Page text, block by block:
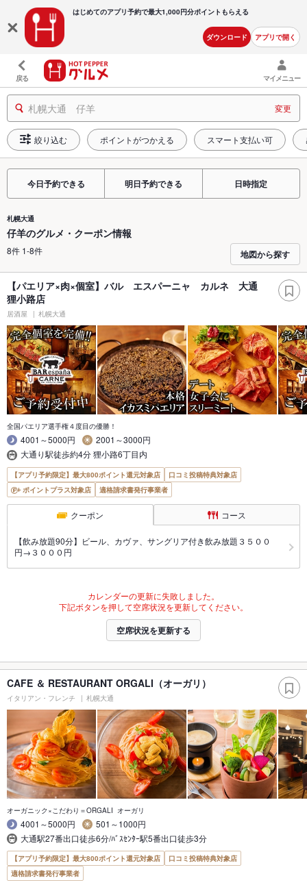
はじめてのアプリ予約で最大1,000円分ポイントもらえる
ダウンロード アプリで開く
戻る マイメニュー
札幌大通 仔羊 変更
絞り込む ポイントがつかえる スマート支払い可
今日予約できる 明日予約できる 日時指定
札幌大通
仔羊のグルメ・クーポン情報
8件 1-8件 地図から探す
【パエリア×肉×個室】バル エスパーニャ カルネ 大通
狸小路店
居酒屋 札幌大通
全国パエリア選手権４度目の優勝！
4001～5000円
2001～3000円
大通り駅徒歩約4分 狸小路6丁目内
【アプリ予約限定】最大800ポイント還元対象店
口コミ投稿特典対象店
ポイントプラス対象店
適格請求書発行事業者
クーポン コース
【飲み放題90分】ビール、カヴァ、サングリア付き飲み放題３５００
円→３０００円
カレンダーの更新に失敗しました。
下記ボタンを押して空席状況を更新してください。
空席状況を更新する
CAFE ＆ RESTAURANT ORGALI（オーガリ）
イタリアン・フレンチ 札幌大通
オーガニック×こだわり＝ORGALI オーガリ
4001～5000円
501～1000円
大通駅27番出口徒歩6分/ﾊﾞｽｾﾝﾀｰ駅5番出口徒歩3分
【アプリ予約限定】最大800ポイント還元対象店
口コミ投稿特典対象店
適格請求書発行事業者